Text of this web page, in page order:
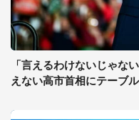
「言えるわけないじゃな
えない高市首相にテーブ